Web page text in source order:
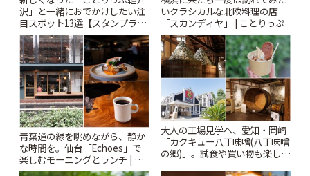
沢」と一緒におでかけしたい注
目スポット13選【スタンプラリ
ー開催中】 | ことりっぷ
いクラシカルな北欧料理の店
「スカンディヤ」 | ことりっぷ
青葉通の緑を眺めながら、静か
な時間を。仙台「Echoes」で
楽しむモーニングとランチ | こ
とりっぷ
大人の工場見学へ、愛知・岡崎
「カクキュー八丁味噌(八丁味噌
の郷)」。試食や買い物も楽しみ